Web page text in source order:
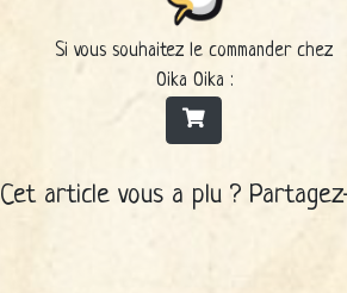
Si vous souhaitez le commander chez
Oika Oika :
Cet article vous a plu ?